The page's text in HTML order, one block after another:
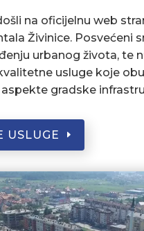
na oficijelnu web
Živinice. Posvećeni
urbanog života, te
usluge koje
aspekte gradske
USLUGE